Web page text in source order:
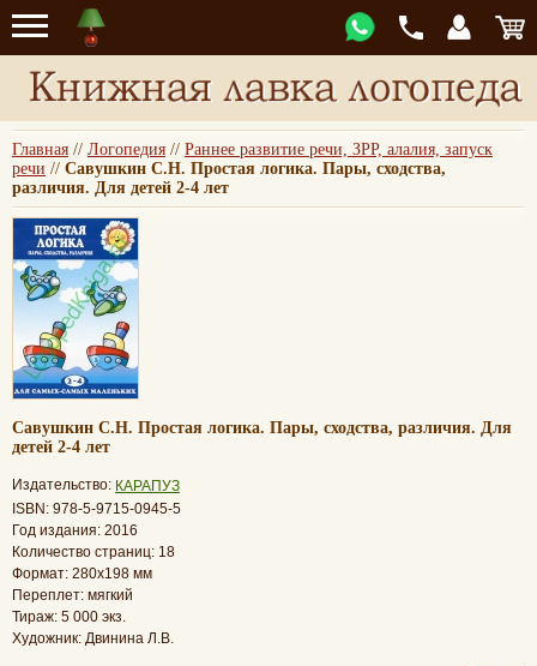
Главная // Логопедия // Раннее развитие речи, ЗРР, алалия, запуск
речи // Савушкин С.Н. Простая логика. Пары, сходства,
различия. Для детей 2-4 лет
Савушкин С.Н. Простая логика. Пары, сходства, различия. Для
детей 2-4 лет
Издательство: КАРАПУЗ
ISBN: 978-5-9715-0945-5
Год издания: 2016
Количество страниц: 18
Формат: 280x198 мм
Переплет: мягкий
Тираж: 5 000 экз.
Художник: Двинина Л.В.